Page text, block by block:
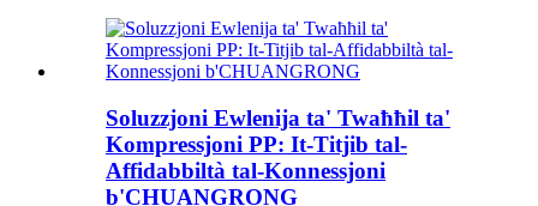
Soluzzjoni Ewlenija ta' Twaħħil ta'
Kompressjoni PP: It-Titjib tal-
Affidabbiltà tal-Konnessjoni
b'CHUANGRONG